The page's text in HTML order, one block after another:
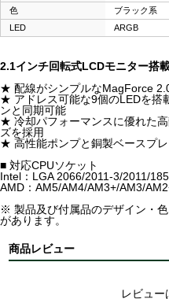
色
ブラック系
LED
ARGB
2.1インチ回転式LCDモニター搭
★ 配線がシンプルなMagForce
★ アドレス可能な9個のLEDを搭
ンと同期可能
★ 冷却パフォーマンスに優れた
ズを採用
★ 高性能ポンプと銅製ベースプ
■ 対応CPUソケット
Intel：LGA 2066/2011-3/2011/
AMD：AM5/AM4/AM3+/AM3/
※ 製品及び付属品のデザイン・
があります。
商品レビュー
レビュー